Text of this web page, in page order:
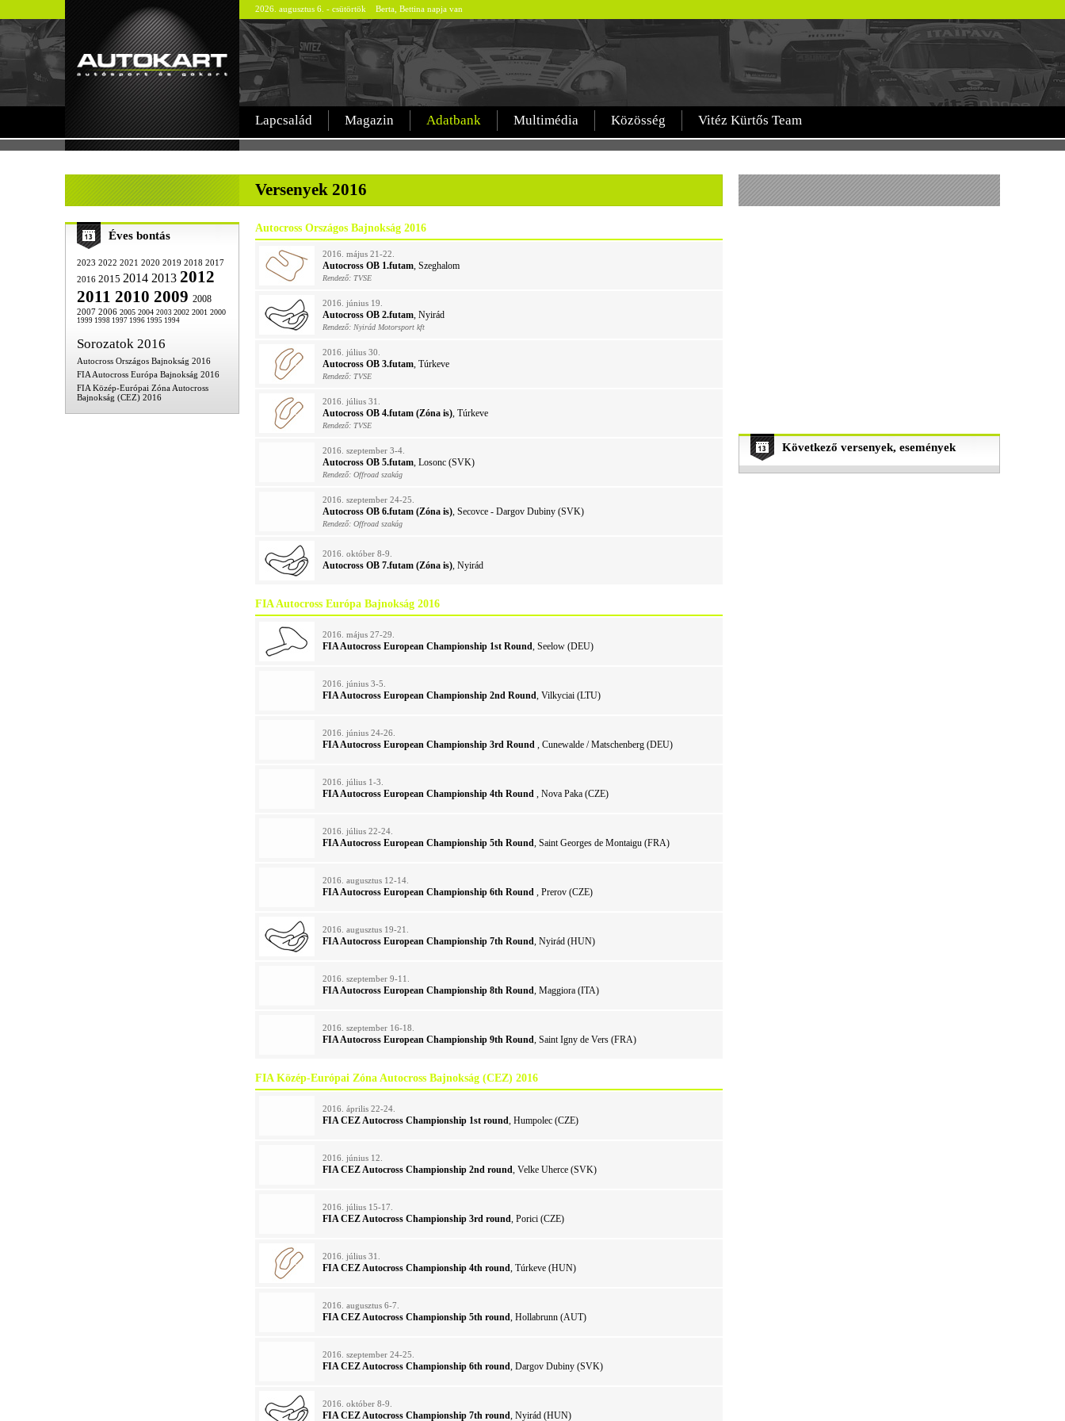
2026. augusztus 6. - csütörtök Berta, Bettina napja van
Lapcsalád Magazin Adatbank Multimédia Közösség Vitéz Kürtős Team
Versenyek 2016
Éves bontás
2023 2022 2021 2020 2019 2018 2017
2016 2015 2014 2013 2012
2011 2010 2009 2008
2007 2006 2005 2004 2003 2002 2001 2000
1999 1998 1997 1996 1995 1994
Sorozatok 2016
Autocross Országos Bajnokság 2016
FIA Autocross Európa Bajnokság 2016
FIA Közép-Európai Zóna Autocross
Bajnokság (CEZ) 2016
Autocross Országos Bajnokság 2016
2016. május 21-22.
Autocross OB 1.futam, Szeghalom
Rendező: TVSE
2016. június 19.
Autocross OB 2.futam, Nyirád
Rendező: Nyirád Motorsport kft
2016. július 30.
Autocross OB 3.futam, Túrkeve
Rendező: TVSE
2016. július 31.
Autocross OB 4.futam (Zóna is), Túrkeve
Rendező: TVSE
2016. szeptember 3-4.
Autocross OB 5.futam, Losonc (SVK)
Rendező: Offroad szakág
2016. szeptember 24-25.
Autocross OB 6.futam (Zóna is), Secovce - Dargov Dubiny (SVK)
Rendező: Offroad szakág
2016. október 8-9.
Autocross OB 7.futam (Zóna is), Nyirád
FIA Autocross Európa Bajnokság 2016
2016. május 27-29.
FIA Autocross European Championship 1st Round, Seelow (DEU)
2016. június 3-5.
FIA Autocross European Championship 2nd Round, Vilkyciai (LTU)
2016. június 24-26.
FIA Autocross European Championship 3rd Round , Cunewalde / Matschenberg (DEU)
2016. július 1-3.
FIA Autocross European Championship 4th Round , Nova Paka (CZE)
2016. július 22-24.
FIA Autocross European Championship 5th Round, Saint Georges de Montaigu (FRA)
2016. augusztus 12-14.
FIA Autocross European Championship 6th Round , Prerov (CZE)
2016. augusztus 19-21.
FIA Autocross European Championship 7th Round, Nyirád (HUN)
2016. szeptember 9-11.
FIA Autocross European Championship 8th Round, Maggiora (ITA)
2016. szeptember 16-18.
FIA Autocross European Championship 9th Round, Saint Igny de Vers (FRA)
FIA Közép-Európai Zóna Autocross Bajnokság (CEZ) 2016
2016. április 22-24.
FIA CEZ Autocross Championship 1st round, Humpolec (CZE)
2016. június 12.
FIA CEZ Autocross Championship 2nd round, Velke Uherce (SVK)
2016. július 15-17.
FIA CEZ Autocross Championship 3rd round, Porici (CZE)
2016. július 31.
FIA CEZ Autocross Championship 4th round, Túrkeve (HUN)
2016. augusztus 6-7.
FIA CEZ Autocross Championship 5th round, Hollabrunn (AUT)
2016. szeptember 24-25.
FIA CEZ Autocross Championship 6th round, Dargov Dubiny (SVK)
2016. október 8-9.
FIA CEZ Autocross Championship 7th round, Nyirád (HUN)
Következő versenyek, események